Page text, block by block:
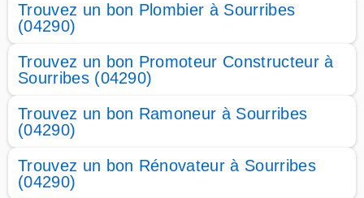
Trouvez un bon Plombier à Sourribes
(04290)
Trouvez un bon Promoteur Constructeur à
Sourribes (04290)
Trouvez un bon Ramoneur à Sourribes
(04290)
Trouvez un bon Rénovateur à Sourribes
(04290)